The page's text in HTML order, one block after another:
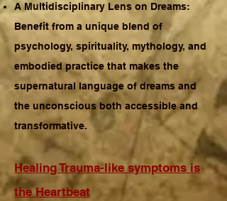
A Multidisciplinary Lens on Dreams:
Benefit from a unique blend of
psychology, spirituality, mythology, and
embodied practice that makes the
supernatural language of dreams and
the unconscious both accessible and
transformative.
Healing Trauma-like symptoms is
the Heartbeat